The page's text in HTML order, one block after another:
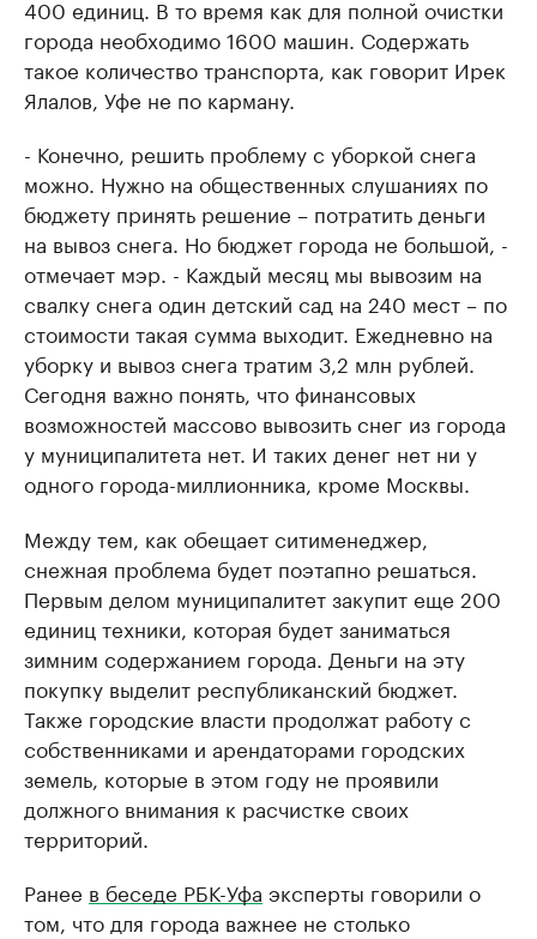
400 единиц. В то время как для полной очистки
города необходимо 1600 машин. Содержать
такое количество транспорта, как говорит Ирек
Ялалов, Уфе не по карману.
- Конечно, решить проблему с уборкой снега
можно. Нужно на общественных слушаниях по
бюджету принять решение – потратить деньги
на вывоз снега. Но бюджет города не большой, -
отмечает мэр. - Каждый месяц мы вывозим на
свалку снега один детский сад на 240 мест – по
стоимости такая сумма выходит. Ежедневно на
уборку и вывоз снега тратим 3,2 млн рублей.
Сегодня важно понять, что финансовых
возможностей массово вывозить снег из города
у муниципалитета нет. И таких денег нет ни у
одного города-миллионника, кроме Москвы.
Между тем, как обещает ситименеджер,
снежная проблема будет поэтапно решаться.
Первым делом муниципалитет закупит еще 200
единиц техники, которая будет заниматься
зимним содержанием города. Деньги на эту
покупку выделит республиканский бюджет.
Также городские власти продолжат работу с
собственниками и арендаторами городских
земель, которые в этом году не проявили
должного внимания к расчистке своих
территорий.
Ранее в беседе РБК-Уфа эксперты говорили о
том, что для города важнее не столько